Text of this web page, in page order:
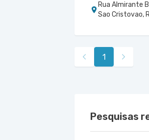
Rua Almirante
Sao Cristovao,
1
Pesquisas